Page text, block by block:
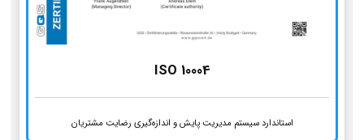
ISO 10004
استاندارد سیستم مدیریت پایش و اندازه‌گیری رضایت مشتریان